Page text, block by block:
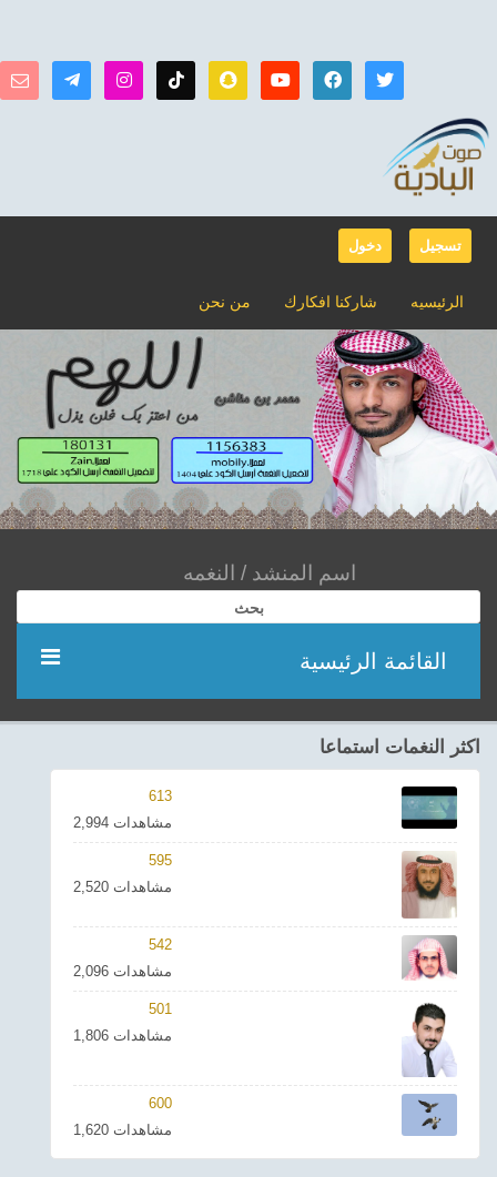
دخول تسجيل
من نحن شاركنا افكارك الرئيسيه
بحث
القائمة الرئيسية
مؤديين
شعر
اناشيد
ادعية
احدث الفيديوهات
ترفيهي
Asian
Foreign
اكثر النغمات استماعا
613
2,994 مشاهدات
595
2,520 مشاهدات
542
2,096 مشاهدات
501
1,806 مشاهدات
600
1,620 مشاهدات